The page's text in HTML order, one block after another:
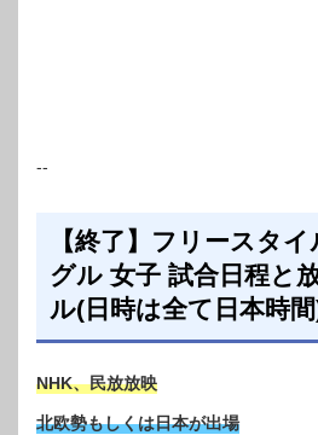
--
【終了】フリースタ
グル 女子 試合日程と
ル(日時は全て日本時
NHK、民放放映
北欧勢もしくは日本が出場